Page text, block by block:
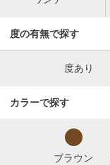
度の有無で探す
度あり
カラーで探す
ブラウン